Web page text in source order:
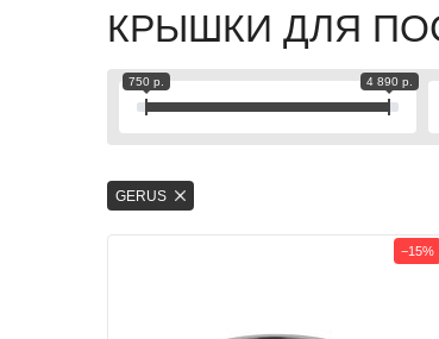
КРЫШКИ ДЛЯ
750 р. 4 890 р.
GERUS
−15%